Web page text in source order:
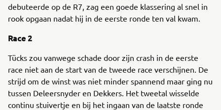
debuteerde op de R7, zag een goede klassering al snel in
rook opgaan nadat hij in de eerste ronde ten val kwam.
Race 2
Tücks zou vanwege schade door zijn crash in de eerste
race niet aan de start van de tweede race verschijnen. De
strijd om de winst was niet minder spannend maar ging nu
tussen Deleersnyder en Dekkers. Het tweetal wisselde
continu stuivertje en bij het ingaan van de laatste ronde